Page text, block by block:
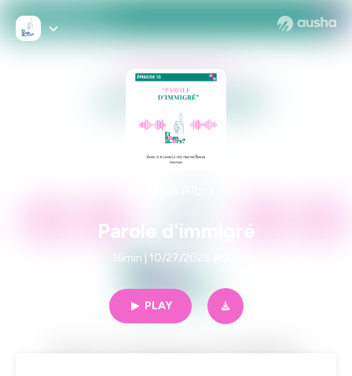
Parole d'immigré
16min | 10/27/2025
PLAY